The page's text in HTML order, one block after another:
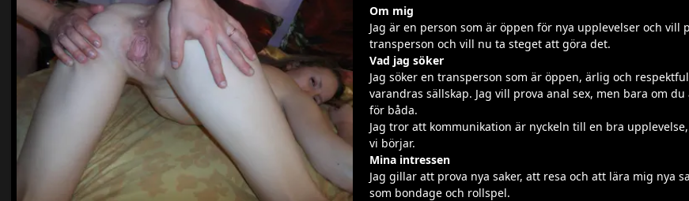
Om mig
Jag är en person som är öppen för nya upplevelser och vill
transperson och vill nu ta steget att göra det.
Vad jag söker
Jag söker en transperson som är öppen, ärlig och
varandras sällskap. Jag vill prova anal sex, men bara om
för båda.
Jag tror att kommunikation är nyckeln till en bra
vi börjar.
Mina intressen
Jag gillar att prova nya saker, att resa och att lära mig nya
som bondage och rollspel.